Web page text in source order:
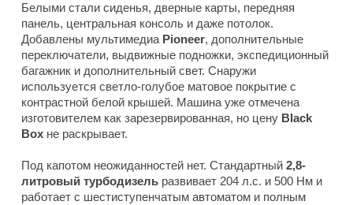
Белыми стали сиденья, дверные карты, передняя
панель, центральная консоль и даже потолок.
Добавлены мультимедиа Pioneer, дополнительные
переключатели, выдвижные подножки, экспедиционный
багажник и дополнительный свет. Снаружи
используется светло-голубое матовое покрытие с
контрастной белой крышей. Машина уже отмечена
изготовителем как зарезервированная, но цену Black
Box не раскрывает.
Под капотом неожиданностей нет. Стандартный 2,8-
литровый турбодизель развивает 204 л.с. и 500 Нм и
работает с шестиступенчатым автоматом и полным